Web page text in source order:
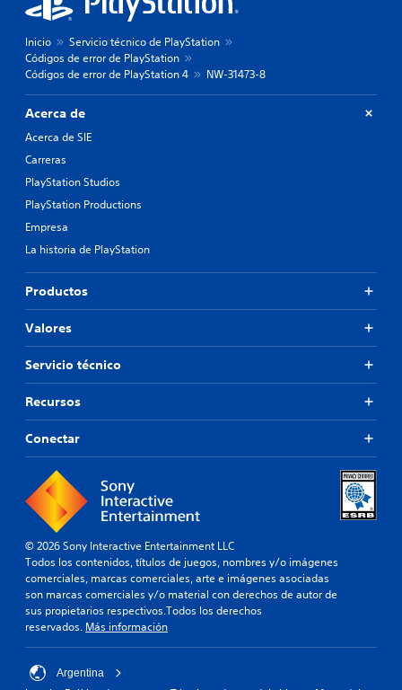
Inicio
Servicio técnico de PlayStation
Códigos de error de PlayStation
Códigos de error de PlayStation 4
NW-31473-8
Acerca de
Acerca de SIE
Carreras
PlayStation Studios
PlayStation Productions
Empresa
La historia de PlayStation
Productos
Valores
Servicio técnico
Recursos
Conectar
© 2026 Sony Interactive Entertainment LLC
Todos los contenidos, títulos de juegos, nombres y/o imágenes
comerciales, marcas comerciales, arte e imágenes asociadas
son marcas comerciales y/o material con derechos de autor de
sus propietarios respectivos.Todos los derechos
reservados. Más información
Argentina